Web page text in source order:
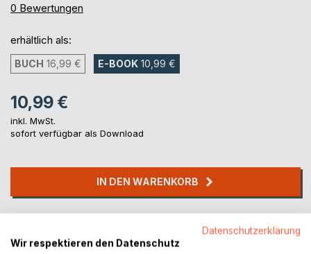
0%
0 Bewertungen
erhältlich als:
BUCH 16,99 € E-BOOK 10,99 €
10,99 €
inkl. MwSt.
sofort verfügbar als Download
IN DEN WARENKORB
Titel bewerten
Datenschutzerklärung
Wir respektieren den Datenschutz